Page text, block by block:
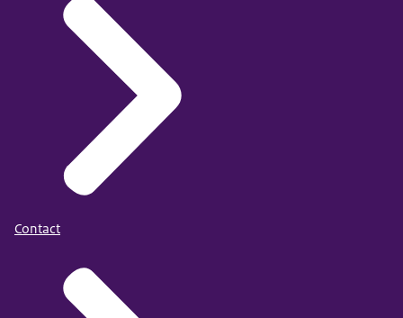
Contact